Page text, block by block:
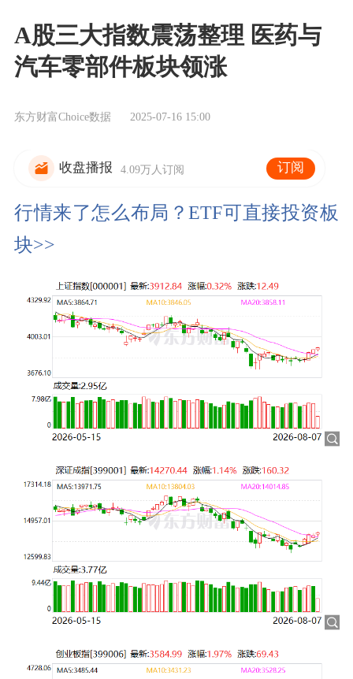
A股三大指数震荡整理 医药与
汽车零部件板块领涨
东方财富Choice数据 2025-07-16 15:00
收盘播报 4.09万人订阅 订阅
行情来了怎么布局？ETF可直接投资板
块>>